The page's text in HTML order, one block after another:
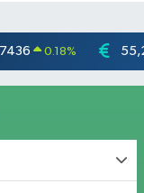
0.18%